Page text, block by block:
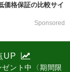
価格保証の比較サイ
Sponsored
UP
ント中〈期間限